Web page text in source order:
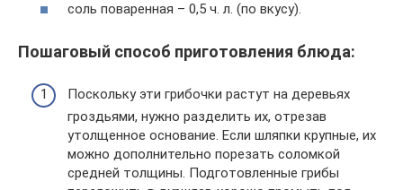
соль поваренная – 0,5 ч. л. (по вкусу).
Пошаговый способ приготовления блюда:
Поскольку эти грибочки растут на деревьях
гроздьями, нужно разделить их, отрезав
утолщенное основание. Если шляпки крупные, их
можно дополнительно порезать соломкой
средней толщины. Подготовленные грибы